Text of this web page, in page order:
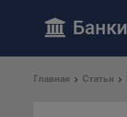
Банки
Главная Статьи